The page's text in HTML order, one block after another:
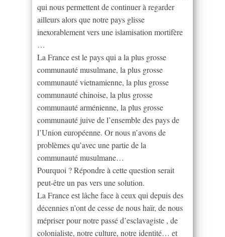
qui nous permettent de continuer à regarder
ailleurs alors que notre pays glisse
inexorablement vers une islamisation mortifère
…
La France est le pays qui a la plus grosse
communauté musulmane, la plus grosse
communauté vietnamienne, la plus grosse
communauté chinoise, la plus grosse
communauté arménienne, la plus grosse
communauté juive de l’ensemble des pays de
l’Union européenne. Or nous n’avons de
problèmes qu’avec une partie de la
communauté musulmane…
Pourquoi ? Répondre à cette question serait
peut-être un pas vers une solution.
La France est lâche face à ceux qui depuis des
décennies n’ont de cesse de nous haïr, de nous
mépriser pour notre passé d’esclavagiste , de
colonialiste, notre culture, notre identité… et